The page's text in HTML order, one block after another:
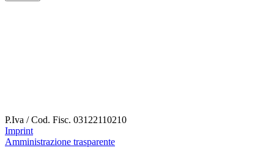
P.Iva / Cod. Fisc. 03122110210
Imprint
Amministrazione trasparente